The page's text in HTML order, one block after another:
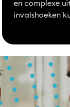
en complexe
invalshoeken